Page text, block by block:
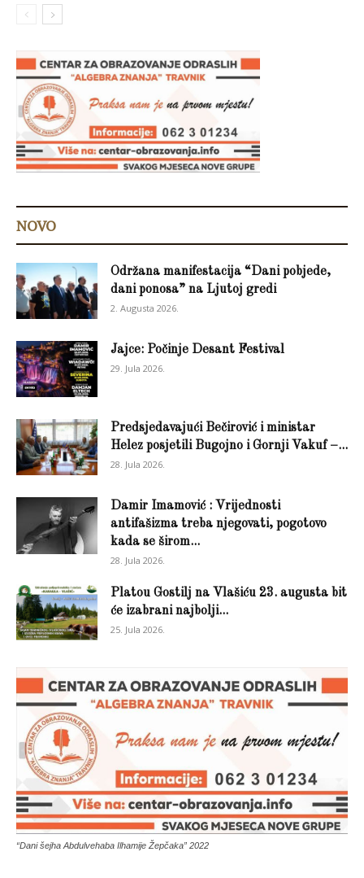
NOVO
Održana manifestacija “Dani pobjede,
dani ponosa” na Ljutoj gredi
2. Augusta 2026.
Jajce: Počinje Desant Festival
29. Jula 2026.
Predsjedavajući Bečirović i ministar
Helez posjetili Bugojno i Gornji Vakuf –...
28. Jula 2026.
Damir Imamović : Vrijednosti
antifašizma treba njegovati, pogotovo
kada se širom...
28. Jula 2026.
Platou Gostilj na Vlašiću 23. augusta bit
će izabrani najbolji...
25. Jula 2026.
“Dani šejha Abdulvehaba Ilhamije Žepčaka” 2022